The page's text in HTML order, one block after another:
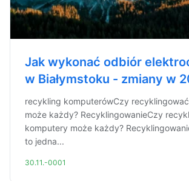
Jak wykonać odbiór
w Białymstoku - zmiany w
recykling komputerówCzy
może każdy? RecyklingowanieCzy
komputery może każdy?
to jedna...
30.11.-0001